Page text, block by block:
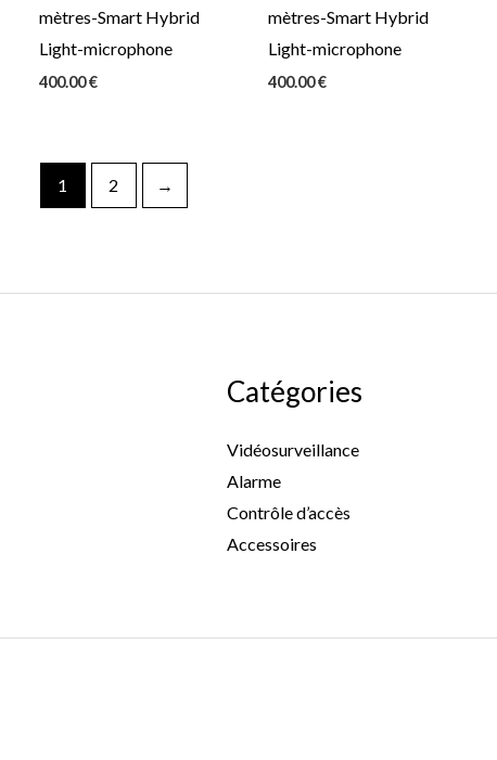
mètres-Smart Hybrid
Light-microphone
400.00€
mètres-Smart Hybrid
Light-microphone
400.00€
1 2 →
Catégories
Vidéosurveillance
Alarme
Contrôle d’accès
Accessoires